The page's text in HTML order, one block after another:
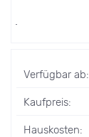
Verfügbar ab:
Kaufpreis:
Hauskosten: